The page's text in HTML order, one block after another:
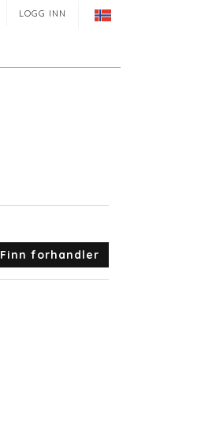
LOGG INN
Finn forhandler